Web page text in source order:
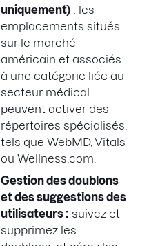
uniquement) : les
emplacements situés
sur le marché
américain et associés
à une catégorie liée au
secteur médical
peuvent activer des
répertoires spécialisés,
tels que WebMD, Vitals
ou Wellness.com.
Gestion des doublons
et des suggestions des
utilisateurs : suivez et
supprimez les